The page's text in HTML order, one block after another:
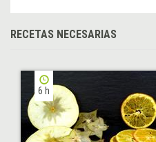
RECETAS NECESARIAS
6 h